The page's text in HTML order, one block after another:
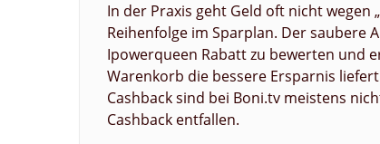
In der Praxis geht Geld oft nicht wegen
Reihenfolge im Sparplan. Der saubere
Ipowerqueen Rabatt zu bewerten und
Warenkorb die bessere Ersparnis
Cashback sind bei Boni.tv meistens
Cashback entfallen.